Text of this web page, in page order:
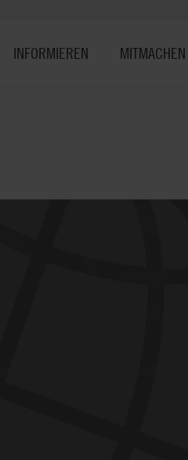
INFORMIEREN MITMACHEN